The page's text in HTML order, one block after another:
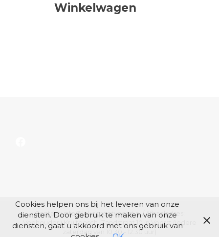
Winkelwagen
Contact: info@lokagrootvoorst.nl / Afhaaladres:
Veehouderij Kruitbosch, Zandstraat 10 in Voorst (iedere
zaterdag van 10:30 - 12:30 uur)
Cookies helpen ons bij het leveren van onze
diensten. Door gebruik te maken van onze
diensten, gaat u akkoord met ons gebruik van